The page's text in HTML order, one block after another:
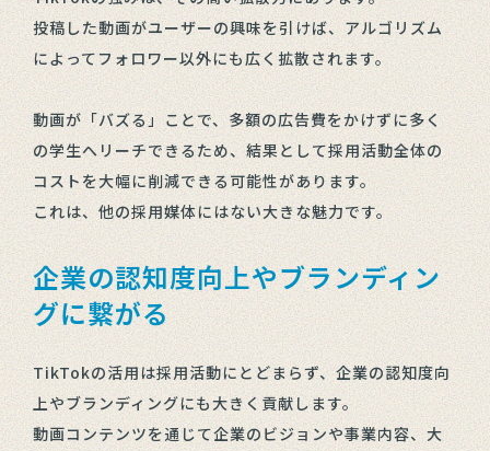
投稿した動画がユーザーの興味を引けば、アルゴリズム
によってフォロワー以外にも広く拡散されます。
動画が「バズる」ことで、多額の広告費をかけずに多く
の学生へリーチできるため、結果として採用活動全体の
コストを大幅に削減できる可能性があります。
これは、他の採用媒体にはない大きな魅力です。
企業の認知度向上やブランディン
グに繋がる
TikTokの活用は採用活動にとどまらず、企業の認知度向
上やブランディングにも大きく貢献します。
動画コンテンツを通じて企業のビジョンや事業内容、大